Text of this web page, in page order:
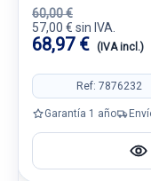
60,00 €
57,00 € sin IVA.
68,97 € (IVA incl.)
Ref: 7876232
Garantía 1 año